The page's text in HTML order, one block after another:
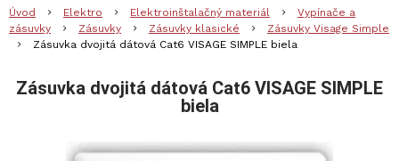
Úvod Elektro Elektroinštalačný materiál
Vypínače a
zásuvky
Zásuvky Zásuvky klasické
Zásuvky Visage Simple
Zásuvka dvojitá dátová Cat6 VISAGE SIMPLE biela
Zásuvka dvojitá dátová Cat6 VISAGE SIMPLE
biela